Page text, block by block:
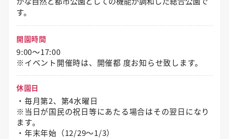
す。
開園時間
9:00～17:00
※イベント開催時は、開催都 度お知らせ致します。
休園日
・毎月第2、第4水曜日
※当日が国民の祝日等にあたる場合はその翌日になり
ます。
・年末年始（12/29〜1/3）